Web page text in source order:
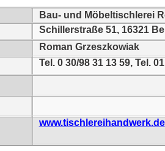
Bau- und Möbeltischlerei
Schillerstraße 51, 16321
Roman Grzeszkowiak
Tel. 0 30/98 31 13 59, Tel.
www.tischlereihandwerk.de